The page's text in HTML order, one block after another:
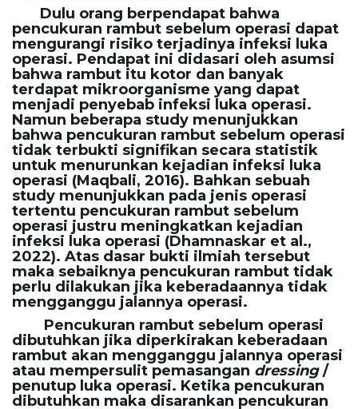
Dulu orang berpendapat bahwa
pencukuran rambut sebelum operasi dapat
mengurangi risiko terjadinya infeksi luka
operasi. Pendapat ini didasari oleh asumsi
bahwa rambut itu kotor dan banyak
terdapat mikroorganisme yang dapat
menjadi penyebab infeksi luka operasi.
Namun beberapa study menunjukkan
bahwa pencukuran rambut sebelum operasi
tidak terbukti signifikan secara statistik
untuk menurunkan kejadian infeksi luka
operasi (Maqbali, 2016). Bahkan sebuah
study menunjukkan pada jenis operasi
tertentu pencukuran rambut sebelum
operasi justru meningkatkan kejadian
infeksi luka operasi (Dhamnaskar et al.,
2022). Atas dasar bukti ilmiah tersebut
maka sebaiknya pencukuran rambut tidak
perlu dilakukan jika keberadaannya tidak
mengganggu jalannya operasi.
Pencukuran rambut sebelum operasi
dibutuhkan jika diperkirakan keberadaan
rambut akan mengganggu jalannya operasi
atau mempersulit pemasangan dressing/
penutup luka operasi. Ketika pencukuran
dibutuhkan maka disarankan pencukuran